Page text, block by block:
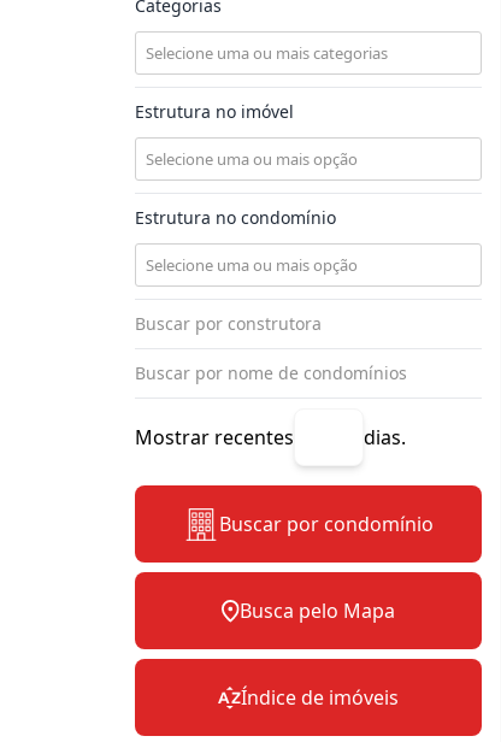
Categorias
Estrutura no imóvel
Estrutura no condomínio
Mostrar recentes dias.
Buscar por condomínio
Busca pelo Mapa
Índice de imóveis